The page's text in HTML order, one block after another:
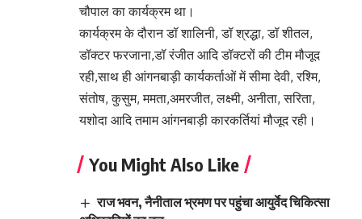
चौपाल का कार्यक्रम था।
कार्यक्रम के दौरान डॉ शालिनी, डॉ श्रद्धा, डॉ शीतल,
डॉक्टर फरजाना,डॉ रंजीत आदि डॉक्टरों की टीम मौजूद
रही,साथ ही आंगनबाड़ी कार्यकर्ताओं में सीमा देवी, रश्मि,
संतोष, कुसुम, ममता,अमरजीत, लक्ष्मी, अनीता, सरिता,
यशोदा आदि तमाम आंगनबाड़ी कारकर्तियां मौजूद रही।
You Might Also Like
राज भवन, नैनीताल भ्रमण पर पहुंचा आयुर्वेद चिकित्सा